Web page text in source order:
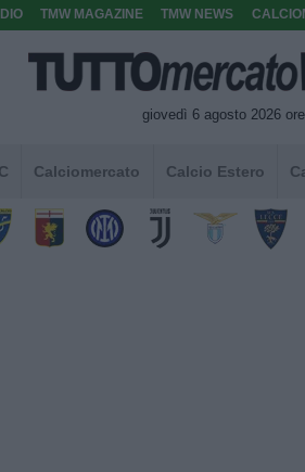
TMW MAGAZINE TMW NEWS
giovedì 6 agosto 2026
Calciomercato Calcio Estero